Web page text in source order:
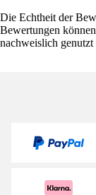
Die Echtheit der
Bewertungen
nachweislich